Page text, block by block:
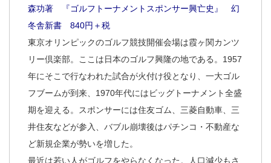
森功著 『ゴルフトーナメントスポンサー興亡史』 幻
冬舎新書 840円＋税
東京オリンピックのゴルフ競技開催会場は霞ヶ関カンツ
リー倶楽部。ここは日本のゴルフ興隆の地である。1957
年にそこで行なわれた試合が火付け役となり、一大ゴル
フブームが到来、1970年代にはビッグトーナメント全盛
期を迎える。スポンサーには住友ゴム、三菱自動車、三
井住友などが参入、バブル崩壊後はパチンコ・不動産な
ど新規企業が勢いを増した。
最近は若い人がゴルフをやらなくなった。人口減少もさ